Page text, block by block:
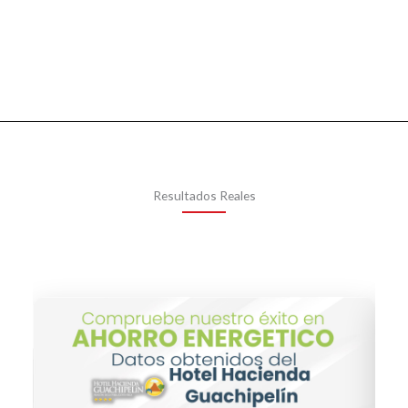
Resultados Reales